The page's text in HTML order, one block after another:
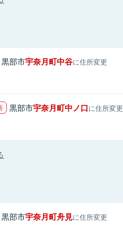
黒部市宇奈月町中谷に住所変更
黒部市宇奈月町中ノ口に住所変更
黒部市宇奈月町舟見に住所変更